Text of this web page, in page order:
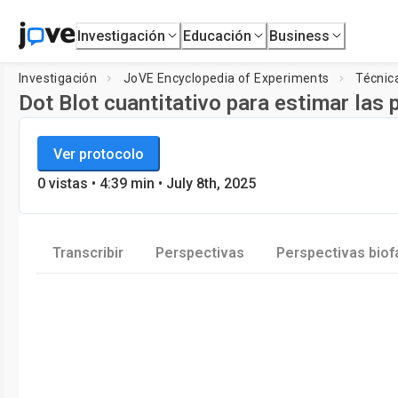
Investigación Educación Business
Investigación JoVE Encyclopedia of Experiments
Dot Blot cuantitativo para estimar las
JoVE Encyclopedia of Experiments
Técnicas biológicas
Ver protocolo
0 vistas • 4:39 min • July 8th, 2025
Transcribir Perspectivas Perspectivas